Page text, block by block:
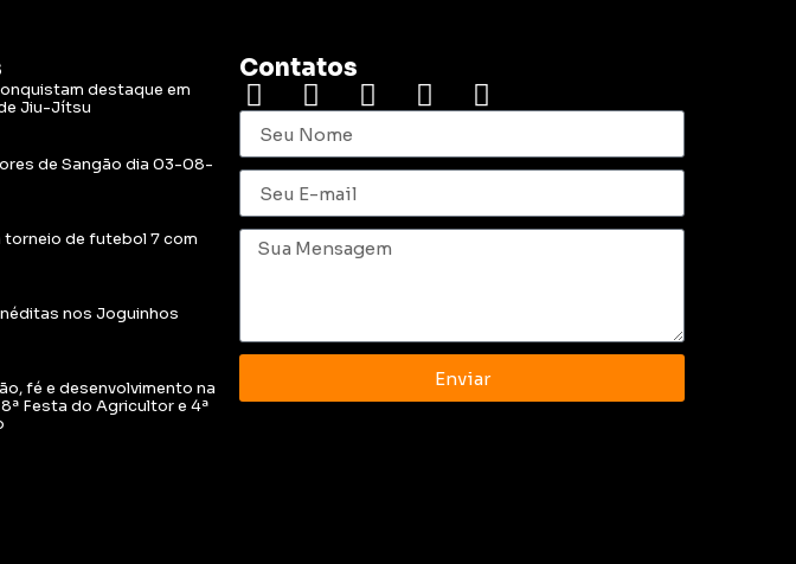
destaque em
Jiu-Jítsu
de Sangão dia 03-08-
de futebol 7 com
nos Joguinhos
fé e desenvolvimento na
Festa do Agricultor e 4ª
Contatos
Enviar